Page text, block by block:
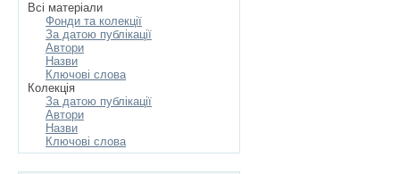
Всі матеріали
Фонди та колекції
За датою публікації
Автори
Назви
Ключові слова
Колекція
За датою публікації
Автори
Назви
Ключові слова